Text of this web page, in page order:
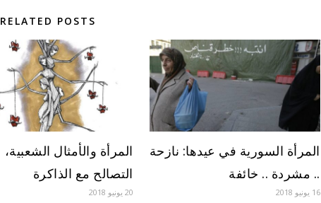
RELATED POSTS
المرأة والأمثال الشعبية،
التصالح مع الذاكرة
20 يونيو 2018
المرأة السورية في عيدها: نازحة
.. مشردة .. خائفة
16 يونيو 2018